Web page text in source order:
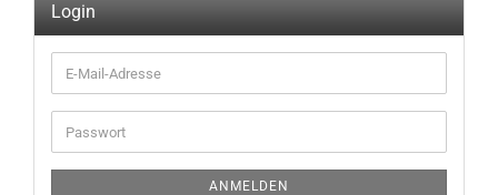
Login
E-
Mail-
Adresse
Passwort
ANMELDEN